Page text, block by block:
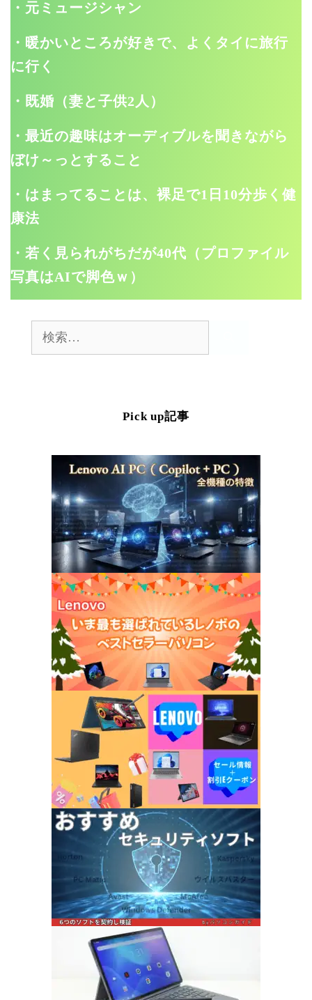
・元ミュージシャン
・暖かいところが好きで、よくタイに旅行
に行く
・既婚（妻と子供2人）
・最近の趣味はオーディブルを聞きながら
ぼけ～っとすること
・はまってることは、裸足で1日10分歩く健
康法
・若く見られがちだが40代（プロファイル
写真はAIで脚色ｗ）
Pick up記事